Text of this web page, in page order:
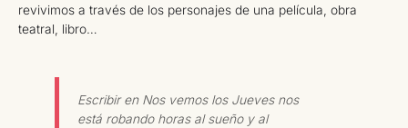
revivimos a través de los personajes de una película, obra
teatral, libro…
Escribir en Nos vemos los Jueves nos
está robando horas al sueño y al